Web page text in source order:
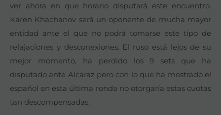
ver ahora en que horario disputará este encuentro.
Karen Khachanov será un oponente de mucha mayor
entidad ante el que no podrá tomarse este tipo de
relajaciones y desconexiones. El ruso está lejos de su
mejor momento, ha perdido los 9 sets que ha
disputado ante Alcaraz pero con lo que ha mostrado el
español en esta última ronda no otorgaría estas cuotas
tan descompensadas.